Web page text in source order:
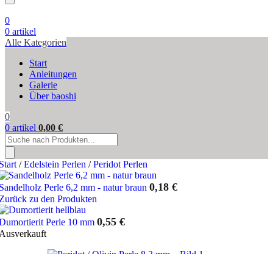
0
0 artikel
Alle Kategorien
Start
Anleitungen
Galerie
Über baoshi
0
0 artikel 0,00 €
Products
search
/ Edelstein Perlen / Peridot Perlen
Perle 6,2 mm - natur braun 0,18 €
zu den Produkten
Perle 10 mm 0,55 €